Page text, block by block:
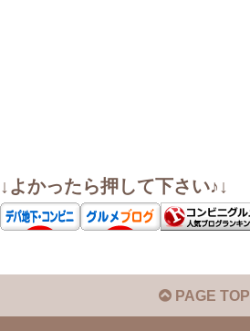
↓よかったら押して下さい♪↓
PAGE TOP